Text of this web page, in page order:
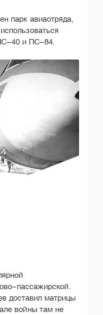
парк авиаотряда,
40 и ПС-84.
пассажирской.
доставил матрицы
войны там не